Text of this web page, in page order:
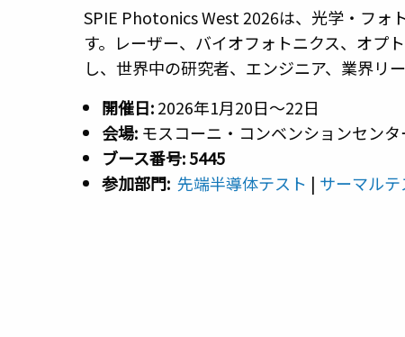
SPIE Photonics West 2026は、光学・フォ
す。レーザー、バイオフォトニクス、オプ
し、世界中の研究者、エンジニア、業界リ
開催日:2026年1月20日～22日
会場: モスコーニ・コンベンションセン
ブース番号: 5445
参加部門: 先端半導体テスト | サーマルテ